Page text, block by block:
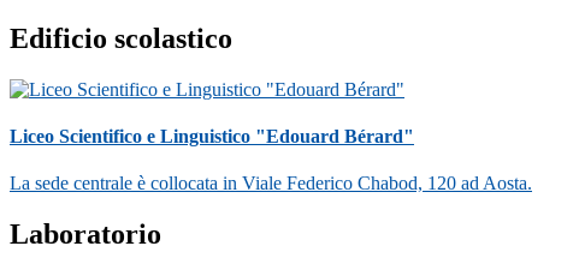
Edificio scolastico
Liceo Scientifico e Linguistico "Edouard Bérard"
La sede centrale è collocata in Viale Federico Chabod, 120 ad Aosta.
Laboratorio